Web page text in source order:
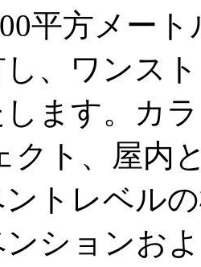
平方メー
、ワンス
ます。カ
クト、屋内
トレベル
ションお